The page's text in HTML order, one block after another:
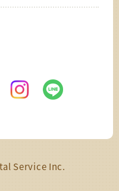
Service Inc.